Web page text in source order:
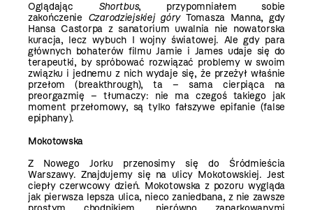
Oglądając Shortbus, przypomniałem sobie
zakończenie Czarodziejskiej góryTomasza Manna, gdy
Hansa Castorpa z sanatorium uwalnia nie nowatorska
kuracja, lecz wybuch I wojny światowej. Ale gdy para
głównych bohaterów filmu Jamie i James udaje się do
terapeutki, by spróbować rozwiązać problemy w swoim
związku i jednemu z nich wydaje się, że przeżył właśnie
przełom(breakthrough), ta – sama cierpiąca na
preorgazmię – tłumaczy: nie ma czegoś takiego
jak
moment przełomowy, są tylko fałszywe epifanie (false
epiphany).
Mokotowska
Z Nowego Jorku przenosimy się do Śródmieścia
Warszawy. Znajdujemy się na ulicy Mokotowskiej. Jest
ciepły czerwcowy dzień. Mokotowska z pozoru wygląda
jak pierwsza lepsza ulica, nieco zaniedbana, z nie zawsze